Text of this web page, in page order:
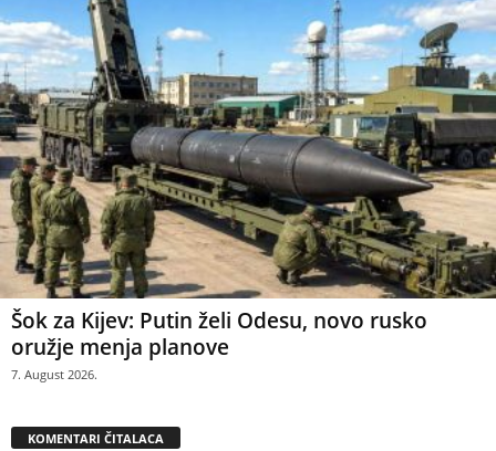
Šok za Kijev: Putin želi Odesu, novo rusko
oružje menja planove
7. August 2026.
KOMENTARI ČITALACA